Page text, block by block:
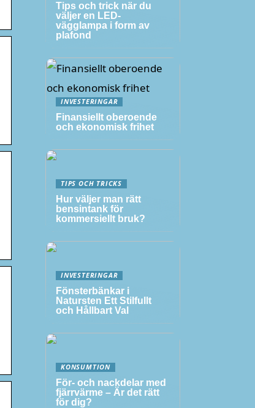
Tips och trick när du
väljer en LED-
vägglampa i form av
plafond
INVESTERINGAR
Finansiellt oberoende
och ekonomisk frihet
TIPS OCH TRICKS
Hur väljer man rätt
bensintank för
kommersiellt bruk?
INVESTERINGAR
Fönsterbänkar i
Natursten Ett Stilfullt
och Hållbart Val
KONSUMTION
För- och nackdelar med
fjärrvärme – Är det rätt
för dig?